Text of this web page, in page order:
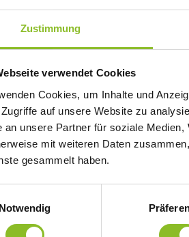
Zustimmung
verwendet Cookies
Cookies, um Inhalte und
auf unsere Website zu
an unsere Partner für soziale
mit weiteren Daten
gesammelt haben.
Notwendig